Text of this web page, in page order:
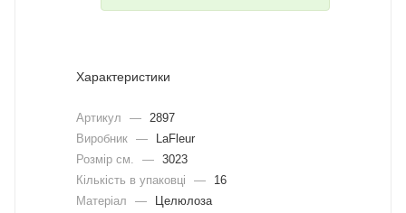
Характеристики
Артикул —
2897
Виробник —
LaFleur
Розмір см.
— 3023
Кількість в упаковці
—
16
Матеріал
—
Целюлоза